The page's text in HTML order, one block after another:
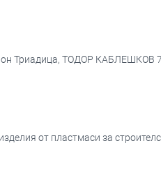
Триадица, ТОДОР КАБЛЕШКОВ
от пластмаси за